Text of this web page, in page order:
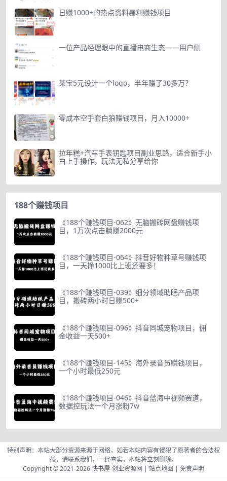
日赚1000+的热点资料暴利赚钱项目
一位产品经理眼中的直播电商生态——用户侧
某宝5元设计一个logo，半年赚了30多万？
零成本空手套白狼赚钱项目，月入10000+
拉年糕+汽车手表钥匙项目副业思路，适合新手小
白上手操作，玩法无私分享给你
188个赚钱项目
《188个赚钱项目-062》无脑搬砖网盘赚钱项
目，1万次点击躺赚2000元
《188个赚钱项目-064》抖音好物种草号赚钱项
目，一天挣1000比上班还要多！
《188个赚钱项目-039》细分领域助眠产品项
目，搬砖两小时日赚500+
《188个赚钱项目-096》抖音同城宠物项目，佣
金收益一天500+
《188个赚钱项目-145》海外录音员赚钱项目，
一个小时最低250元
《188个赚钱项目-046》抖音蓝海中视频赛道，
数据控玩法一个月涨粉7w
特别声明：本站大部分资源来源于网络，如若本站内容有侵犯了原著者的合法权
益，请联系我们，一经查实，本站将立刻删除。
Copyright © 2021-2026快书屋-创业资源网 | 站点地图 | 免责声明